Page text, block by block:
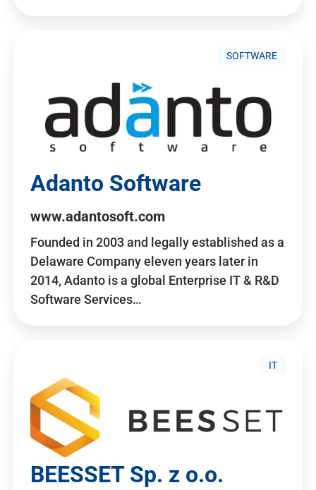
SOFTWARE
Adanto Software
www.adantosoft.com
Founded in 2003 and legally established as a
Delaware Company eleven years later in
2014, Adanto is a global Enterprise IT & R&D
Software Services…
IT
BEESSET Sp. z o.o.